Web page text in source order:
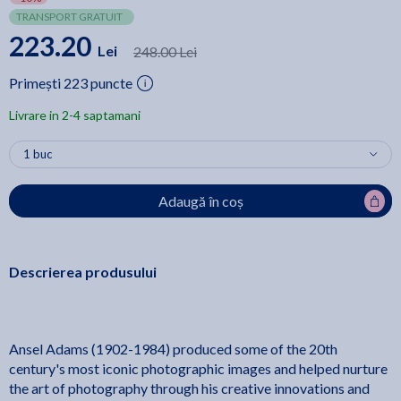
TRANSPORT GRATUIT
223.20 Lei
248.00 Lei
Primești 223 puncte
Livrare in 2-4 saptamani
Adaugă în coș
Descrierea produsului
Ansel Adams (1902-1984) produced some of the 20th
century's most iconic photographic images and helped nurture
the art of photography through his creative innovations and